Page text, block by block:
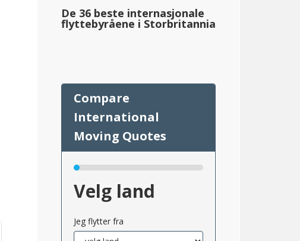
De 36 beste internasjonale
flyttebyråene i Storbritannia
Velg land
Jeg flytter fra